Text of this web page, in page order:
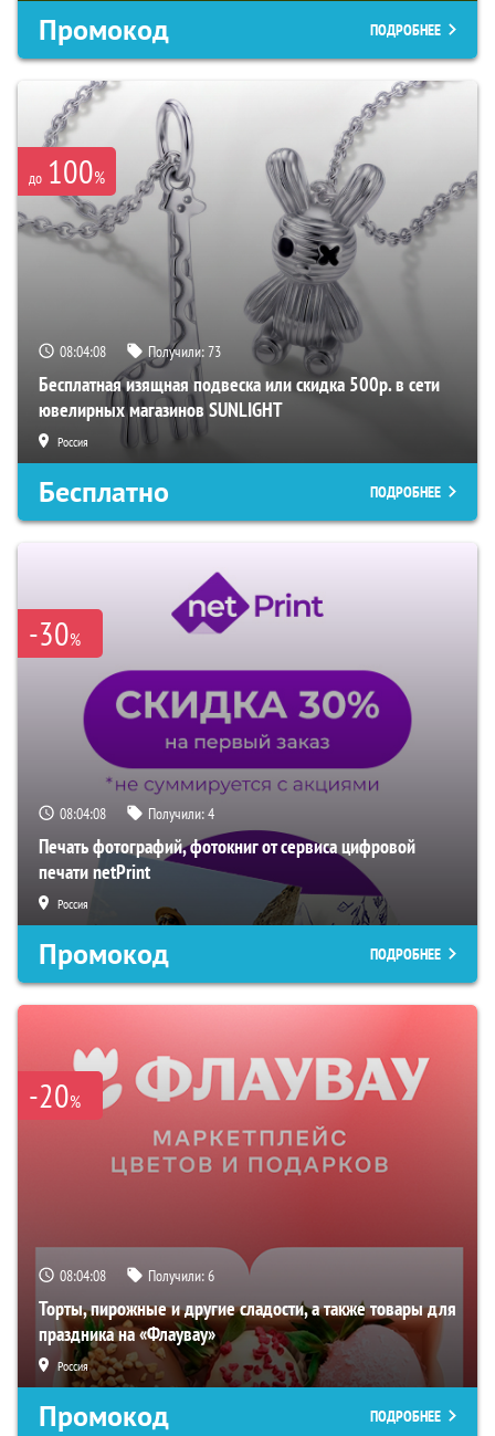
Промокод ПОДРОБНЕЕ
до 100%
08:04:07 Получили:73
Бесплатная изящная подвеска или скидка 500р. в сети
ювелирных магазинов SUNLIGHT
Россия
Бесплатно ПОДРОБНЕЕ
-30%
08:04:07 Получили:4
Печать фотографий, фотокниг от сервиса цифровой
печати netPrint
Россия
Промокод ПОДРОБНЕЕ
-20%
08:04:07 Получили:6
Торты, пирожные и другие сладости, а также товары для
праздника на «Флаувау»
Россия
Промокод ПОДРОБНЕЕ